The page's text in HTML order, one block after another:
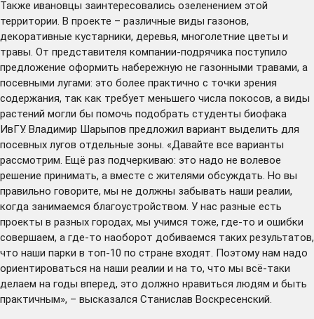
Также ивановцы заинтересовались озеленением этой
территории. В проекте – различные виды газонов,
декоративные кустарники, деревья, многолетние цветы и
травы. От представителя компании-подрячика поступило
предложение оформить набережную не газонными травами, а
посевными лугами: это более практично с точки зрения
содержания, так как требует меньшего числа покосов, а виды
растений могли бы помочь подобрать студенты биофака
ИвГУ. Владимир Шарыпов предложил вариант выделить для
посевных лугов отдельные зоны. «Давайте все варианты
рассмотрим. Ещё раз подчеркиваю: это надо не волевое
решение принимать, а вместе с жителями обсуждать. Но вы
правильно говорите, мы не должны забывать наши реалии,
когда занимаемся благоустройством. У нас разные есть
проекты в разных городах, мы учимся тоже, где-то и ошибки
совершаем, а где-то наоборот добиваемся таких результатов,
что наши парки в топ-10 по стране входят. Поэтому нам надо
ориентироваться на наши реалии и на то, что мы всё-таки
делаем на годы вперед, это должно нравиться людям и быть
практичным», – высказался Станислав Воскресенский.